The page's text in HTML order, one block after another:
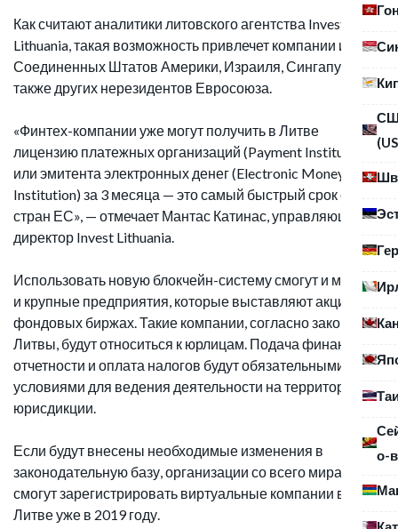
о-
Как считают аналитики литовского агентства Invest
Lithuania, такая возможность привлечет компании из
Соединенных Штатов Америки, Израиля, Сингапура, а
также других нерезидентов Евросоюза.
«Финтех-компании уже могут получить в Литве
лицензию платежных организаций (Payment Institution)
или эмитента электронных денег (Electronic Money
Institution) за 3 месяца — это самый быстрый срок среди
стран ЕС», — отмечает Мантас Катинас, управляющий
директор Invest Lithuania.
Использовать новую блокчейн-систему смогут и малые,
и крупные предприятия, которые выставляют акции на
фондовых биржах. Такие компании, согласно закону
Литвы, будут относиться к юрлицам. Подача финансовой
отчетности и оплата налогов будут обязательными
условиями для ведения деятельности на территории
юрисдикции.
Если будут внесены необходимые изменения в
законодательную базу, организации со всего мира
смогут зарегистрировать виртуальные компании в
Литве уже в 2019 году.